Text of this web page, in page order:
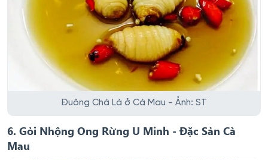
Đuông Chà Là ở Cà Mau - Ảnh: ST
6. Gỏi Nhộng Ong Rừng U Minh - Đặc Sản Cà
Mau